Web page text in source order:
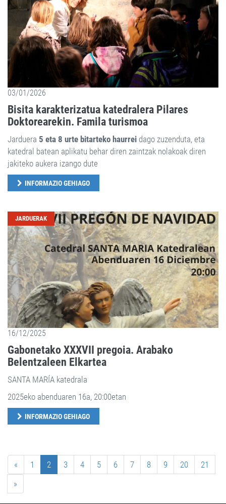
03/01/2026
Bisita karakterizatua katedralera Pilares
Doktorearekin. Famila turismoa
Jarduera 5 eta 8 urte bitarteko haurrei dago zuzenduta, eta
katedral batean aplikatu behar diren zaintzak nolakoak diren
jakiteko aukera izango dute
INFORMAZIO GEHIAGO
JARDUERAK
16/12/2025
Gabonetako XXXVII pregoia. Arabako
Belentzaleen Elkartea
SANTA MARÍA katedrala
2025eko abenduaren 16a, 20:00etan
INFORMAZIO GEHIAGO
« 1 2 3 4 5 6 7 8 9 20
21
»